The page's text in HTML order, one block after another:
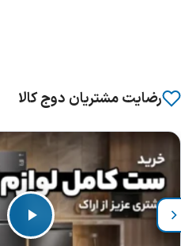
رضایت مشتریان دوج کالا